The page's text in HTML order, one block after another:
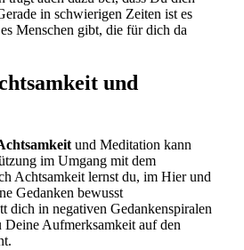
in schwierigen Zeiten ist es
Menschen gibt, die für dich da
und
und Meditation kann
im Umgang mit dem
Achtsamkeit lernst du, im Hier und
Gedanken bewusst
dich in negativen Gedankenspiralen
Aufmerksamkeit auf den